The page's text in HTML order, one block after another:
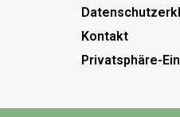
Kontakt
Privatsphäre-